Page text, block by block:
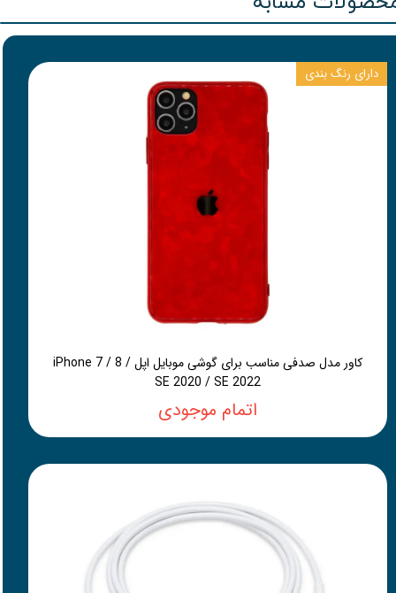
کاور مدل صدفی مناسب برای گوشی موبایل اپل iPhone 7 / 8 /
SE 2020 / SE 2022
اتمام موجودی
دارای رنگ بندی